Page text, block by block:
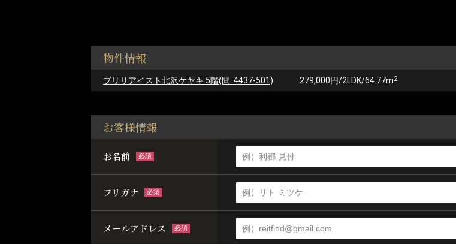
物件情報
ブリリアイスト北沢ケヤキ 5階(問: 4437-501) 279,000円/2LDK/64.77m2
お客様情報
お名前 必須
フリガナ 必須
メールアドレス 必須